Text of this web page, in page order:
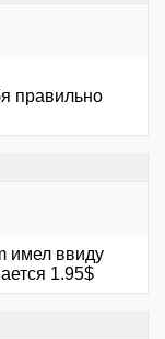
правильно
имел ввиду
1.95$